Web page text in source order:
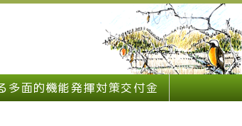
多面的機能発揮対策交付金